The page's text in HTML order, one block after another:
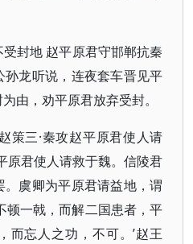
封地 赵平原君守邯郸抗秦
龙听说，连夜套车晋见平
由，劝平原君放弃受封。
策三·秦攻赵平原君使人请
原君使人请救于魏。信陵君
虞卿为平原君请益地，谓
顿一戟，而解二国患者，平
而忘人之功，不可。’赵王